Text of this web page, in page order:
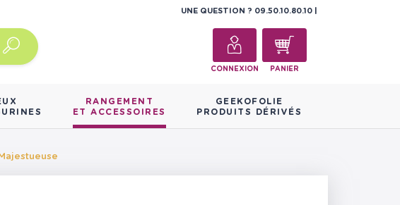
UNE QUESTION ? 09.50.10.80.10
CONNEXION PANIER
RANGEMENT
ET ACCESSOIRES
GEEKOFOLIE
PRODUITS DÉRIVÉS